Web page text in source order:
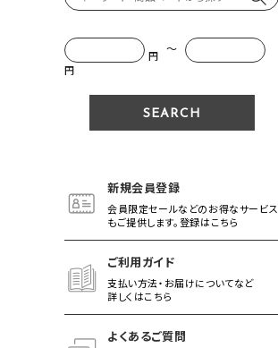
円 ～
円
新規会員登録
会員限定セールなどのお得なサービス
もご提供します。登録はこちら
ご利用ガイド
支払い方法・お届けについてなど
詳しくはこちら
よくあるご質問